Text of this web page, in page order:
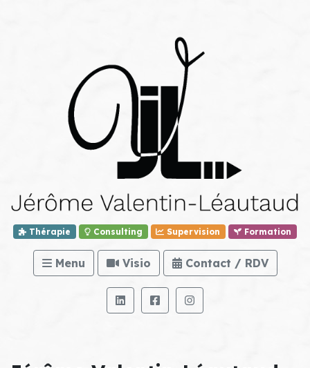
Thérapie Consulting Supervision Formation
Menu Visio Contact / RDV